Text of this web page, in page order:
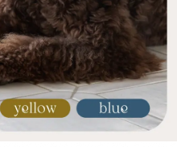
灰分 9.0% 5.0% 12.4% 2.9% リ
40g 116mg/40g 熱量
153kcal/40g 内容量 40g×1
態で製造から2年。 パウチの口
の場所を避けて保存し、開封後は
ださい。 給与 愛犬の体重に合わ
お水の量によって、スープを考え
よく見ながら、不足している水